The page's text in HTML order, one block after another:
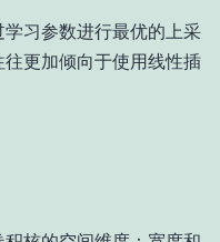
习参数进行最优的上采
更加倾向于使用线性插